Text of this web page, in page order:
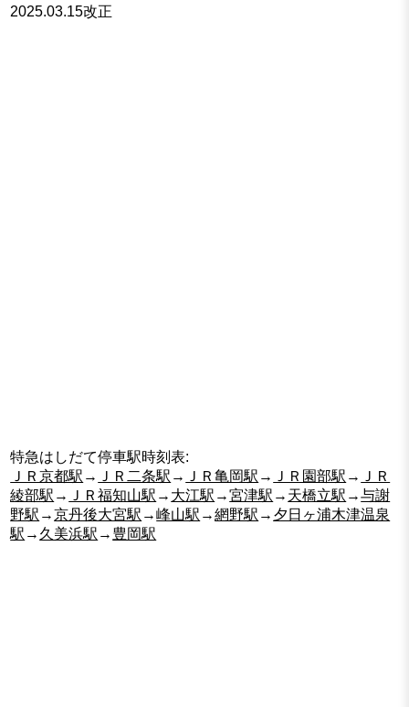
2025.03.15改正
特急はしだて停車駅時刻表:
ＪＲ京都駅 → ＪＲ二条駅 → ＪＲ亀岡駅 → ＪＲ園部駅 →
ＪＲ
綾部駅 → ＪＲ福知山駅 → 大江駅 →宮津駅 → 天橋立駅 →与謝
野駅 →京丹後大宮駅 →峰山駅 →網野駅 → 夕日ヶ浦木津温泉
駅 → 久美浜駅 → 豊岡駅